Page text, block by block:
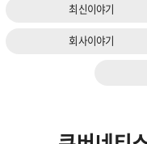
최신이야기
회사이야기